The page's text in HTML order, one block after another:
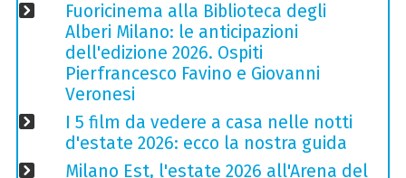
Fuoricinema alla Biblioteca degli
Alberi Milano: le anticipazioni
dell'edizione 2026. Ospiti
Pierfrancesco Favino e Giovanni
Veronesi
I 5 film da vedere a casa nelle notti
d'estate 2026: ecco la nostra guida
Milano Est, l'estate 2026 all'Arena del